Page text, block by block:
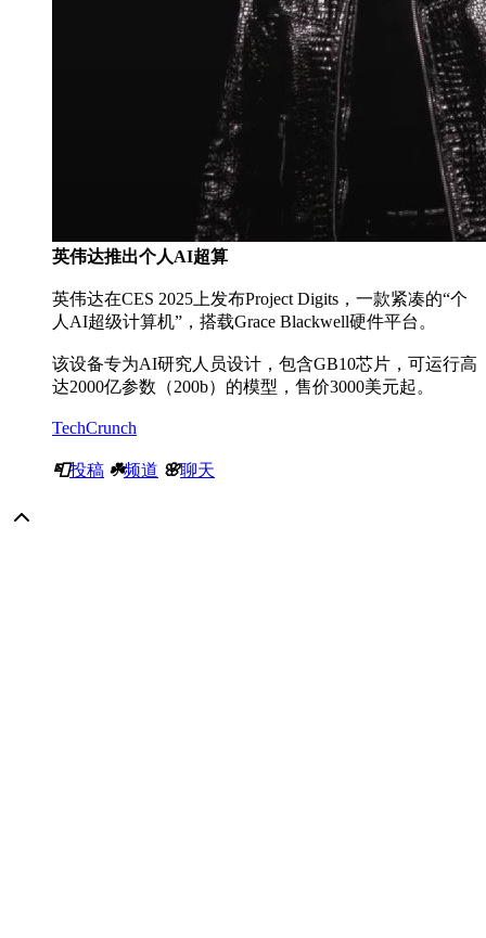
英伟达推出个人AI超算
英伟达在CES 2025上发布Project Digits，一款紧凑的“个
人AI超级计算机”，搭载Grace Blackwell硬件平台。
该设备专为AI研究人员设计，包含GB10芯片，可运行高
达2000亿参数（200b）的模型，售价3000美元起。
TechCrunch
📮投稿 ☘️频道 🌸聊天